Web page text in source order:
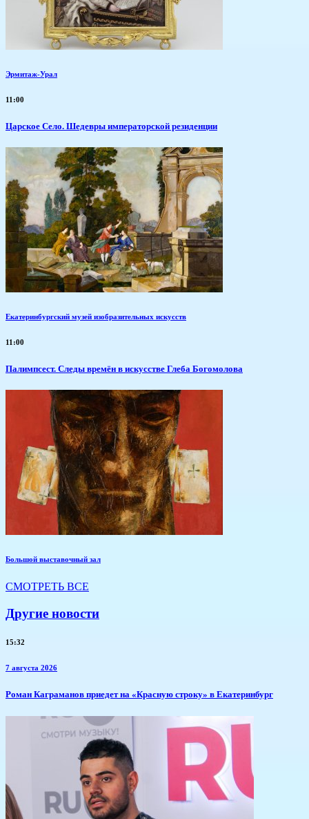
Эрмитаж-Урал
11:00
Царское Село. Шедевры императорской резиденции
Екатеринбургский музей изобразительных искусств
11:00
Палимпсест. Следы времён в искусстве Глеба Богомолова
Большой выставочный зал
СМОТРЕТЬ ВСЕ
Другие новости
15:32
7 августа 2026
​Роман Каграманов приедет на «Красную строку» в Екатеринбург